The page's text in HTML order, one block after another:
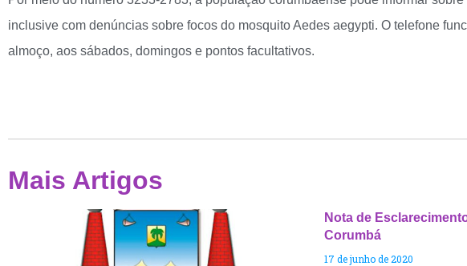
inclusive com denúncias sobre focos do mosquito Aedes aegypti. O telefone
almoço, aos sábados, domingos e pontos facultativos.
Mais Artigos
Nota de
Corumbá
17 de junho de 2020